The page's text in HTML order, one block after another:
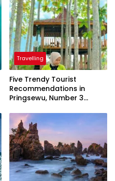
Travelling
Five Trendy Tourist
Recommendations in
Pringsewu, Number 3
President